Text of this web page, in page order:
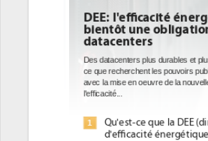
DEE: l'efficacité
bientôt une
datacenters
Des datacenters plus durables et
ce que recherchent les pouvoirs
avec la mise en oeuvre de la
l'efficacité...
Qu'est-ce que la DEE
d'efficacité énergétique)